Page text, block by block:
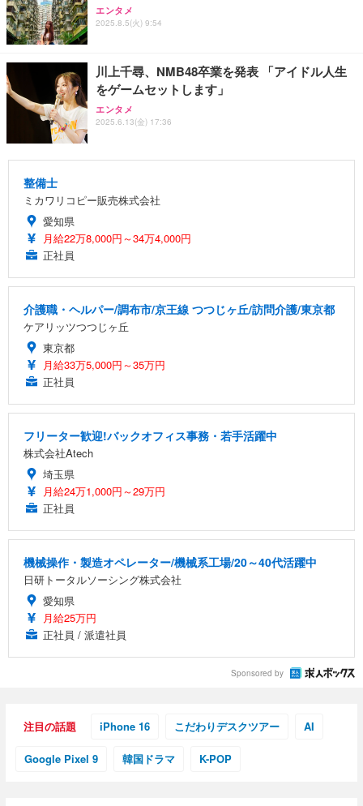
エンタメ
2025.8.5(火) 9:54
川上千尋、NMB48卒業を発表 「アイドル人生
をゲームセットします」
エンタメ
2025.6.13(金) 17:36
整備士
ミカワリコピー販売株式会社
愛知県
月給22万8,000円～34万4,000円
正社員
介護職・ヘルパー/調布市/京王線 つつじヶ丘/訪問介護/東京都
ケアリッツつつじヶ丘
東京都
月給33万5,000円～35万円
正社員
フリーター歓迎!バックオフィス事務・若手活躍中
株式会社Atech
埼玉県
月給24万1,000円～29万円
正社員
機械操作・製造オペレーター/機械系工場/20～40代活躍中
日研トータルソーシング株式会社
愛知県
月給25万円
正社員 / 派遣社員
Sponsored by
注目の話題 iPhone 16 こだわりデスクツアー AI
Google Pixel 9 韓国ドラマ K-POP